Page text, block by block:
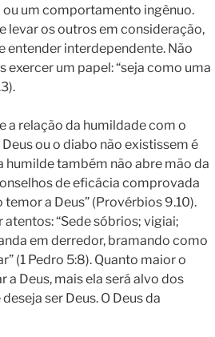
um comportamento ingênuo.
levar os outros em consideração,
entender interdependente. Não
um papel: “seja como uma
a relação da humildade com o
ou o diabo não existissem é
humilde também não abre mão da
de eficácia comprovada
a Deus” (Provérbios 9.10).
“Sede sóbrios; vigiai;
em derredor, bramando como
(1 Pedro 5:8). Quanto maior o
Deus, mais ela será alvo dos
ser Deus. O Deus da